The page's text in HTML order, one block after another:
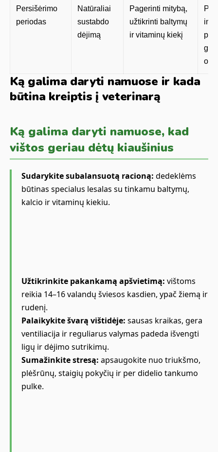
Persišėrimo
periodas
Natūraliai
sustabdo
dėjimą
Pagerinti mitybą,
užtikrinti baltymų
ir vitaminų kiekį
Per
gali
Ką galima daryti namuose ir kada
būtina kreiptis į veterinarą
Ką galima daryti namuose, kad
vištos geriau dėtų kiaušinius
Sudarykite subalansuotą racioną: dedeklėms
būtinas specialus lesalas su tinkamu baltymų,
kalcio ir vitaminų kiekiu.
Užtikrinkite pakankamą apšvietimą: vištoms
reikia 14–16 valandų šviesos kasdien, ypač žiemą ir
rudenį.
Palaikykite švarą vištidėje: sausas kraikas, gera
ventiliacija ir reguliarus valymas padeda išvengti
ligų ir dėjimo sutrikimų.
Sumažinkite stresą: apsaugokite nuo triukšmo,
plėšrūnų, staigių pokyčių ir per didelio tankumo
pulke.